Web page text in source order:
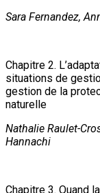
Sara Fernandez,
Chapitre 2.
situations de
gestion de la
naturelle
Nathalie Raulet-
Hannachi
Chapitre 3. Quand